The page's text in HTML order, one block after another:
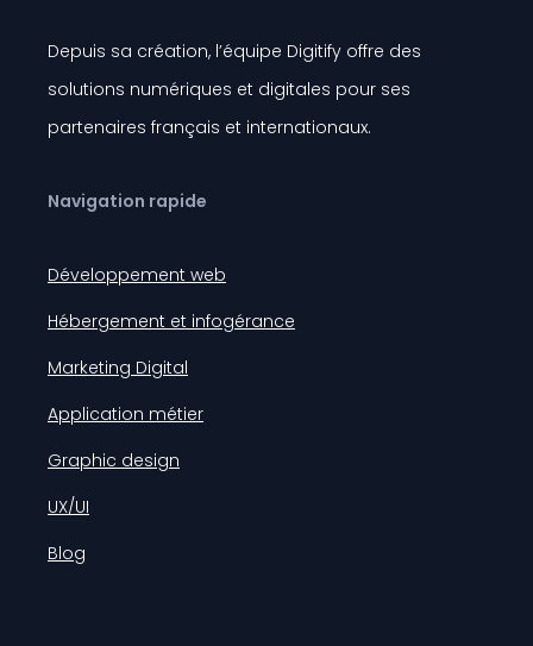
Depuis sa création, l’équipe Digitify offre des
solutions numériques et digitales pour ses
partenaires français et internationaux.
Navigation rapide
Développement web
Hébergement et infogérance
Marketing Digital
Application métier
Graphic design
UX/UI
Blog